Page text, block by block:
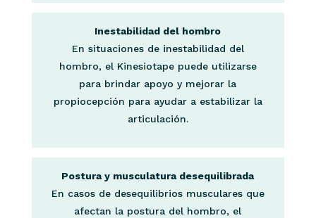
Inestabilidad del hombro
En situaciones de inestabilidad del
hombro, el Kinesiotape puede utilizarse
para brindar apoyo y mejorar la
propiocepción para ayudar a estabilizar la
articulación.
Postura y musculatura desequilibrada
En casos de desequilibrios musculares que
afectan la postura del hombro, el